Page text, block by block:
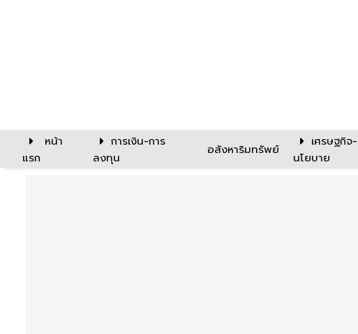
หน้า
แรก
การเงิน-การ
ลงทุน
อสังหาริมทรัพย์
เศรษฐกิจ-
นโยบาย